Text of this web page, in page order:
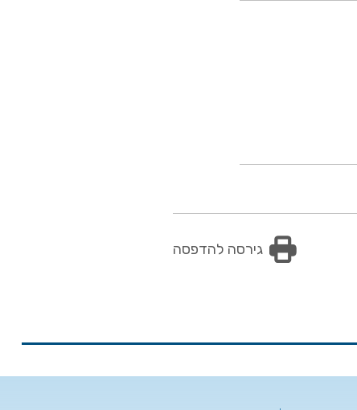
גירסה להדפסה